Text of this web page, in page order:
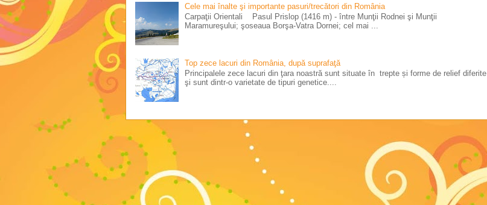
Cele mai înalte şi importante pasuri/trecători din România
Carpaţii Orientali Pasul Prislop (1416 m) - între Munţii Rodnei şi Munţii
Maramureşului; şoseaua Borşa-Vatra Dornei; cel mai ...
Top zece lacuri din România, după suprafaţă
Principalele zece lacuri din ţara noastră sunt situate în trepte și forme de relief diferite
şi sunt dintr-o varietate de tipuri genetice....